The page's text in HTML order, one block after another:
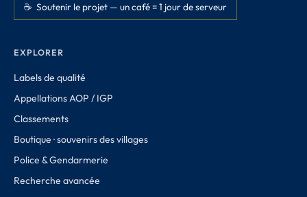
☕ Soutenir le projet — un café = 1 jour de serveur
EXPLORER
Labels de qualité
Appellations AOP / IGP
Classements
Boutique · souvenirs des villages
Police & Gendarmerie
Recherche avancée